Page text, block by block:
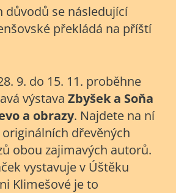
důvodů se následující
překládá na příští
9. do 15. 11. proběhne
výstava Zbyšek a Soňa
a obrazy. Najdete na ní
dřevěných
obou zajimavých autorů.
vystavuje v Úštěku
Klimešové je to